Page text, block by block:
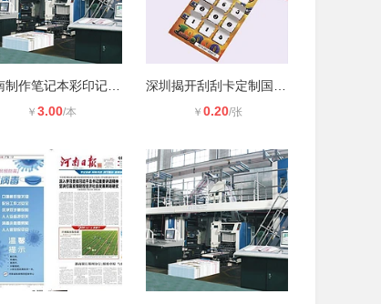
￥ 3.00/本 ￥ 0.20/张